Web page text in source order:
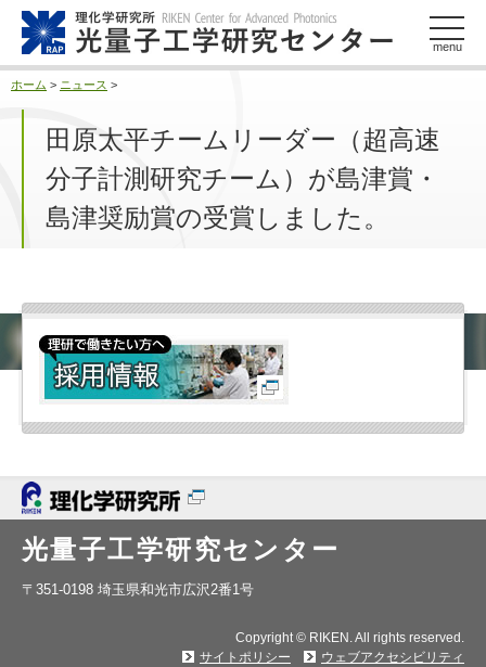
menu
ホーム > ニュース >
田原太平チームリーダー（超高速
分子計測研究チーム）が島津賞・
島津奨励賞の受賞しました。
光量子工学研究センター
〒351-0198 埼玉県和光市広沢2番1号
Copyright © RIKEN. All rights reserved.
サイトポリシー
ウェブアクセシビリティ